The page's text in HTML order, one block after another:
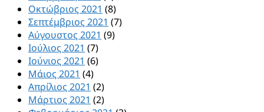
Οκτώβριος 2021 (8)
Σεπτέμβριος 2021 (7)
Αύγουστος 2021 (9)
Ιούλιος 2021 (7)
Ιούνιος 2021 (6)
Μάιος 2021 (4)
Απρίλιος 2021 (2)
Μάρτιος 2021 (2)